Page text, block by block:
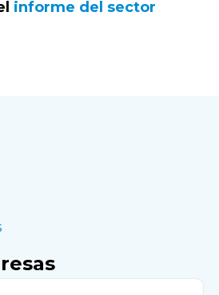
informe del sector